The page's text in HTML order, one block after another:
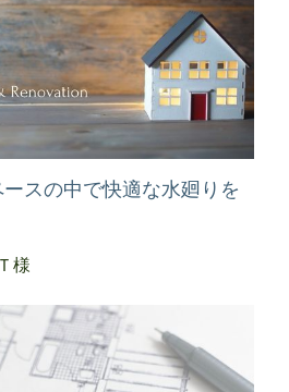
スの中で快適な水廻りを
様